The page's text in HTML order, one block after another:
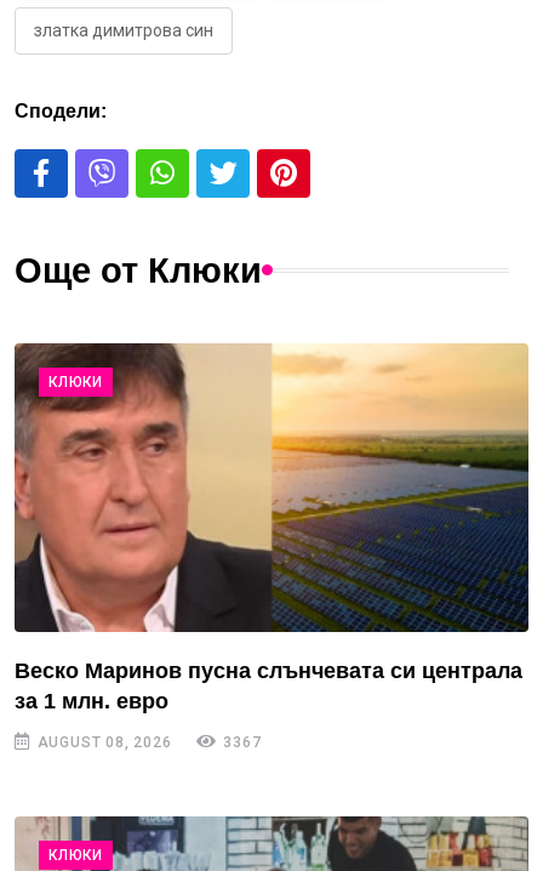
златка димитрова син
Сподели:
Още от Клюки
КЛЮКИ
Веско Маринов пусна слънчевата си централа
за 1 млн. евро
AUGUST 08, 2026 3367
КЛЮКИ